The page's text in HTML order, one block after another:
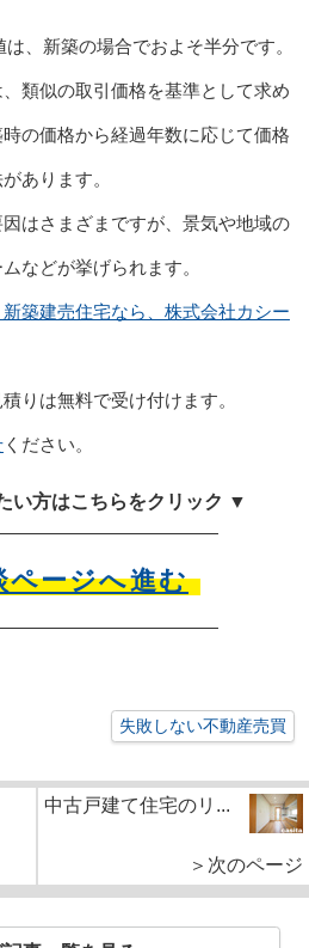
、新築の場合でおよそ半分です。
類似の取引価格を基準として求め
の価格から経過年数に応じて価格
あります。
はさまざまですが、景気や地域の
などが挙げられます。
築建売住宅なら、株式会社カシー
りは無料で受け付けます。
ください。
い方はこちらをクリック ▼
ページへ進む
失敗しない不動産売買
中古戸建て住宅のリ...
＞次のページ